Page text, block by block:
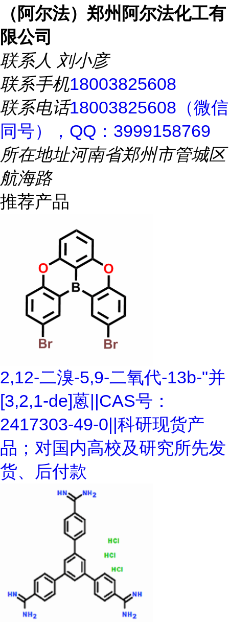
（阿尔法）郑州阿尔法化工有
限公司
联系人 刘小彦
联系手机18003825608
联系电话18003825608（微信
同号），QQ：3999158769
所在地址河南省郑州市管城区
航海路
推荐产品
2,12-二溴-5,9-二氧代-13b-"并
[3,2,1-de]蒽||CAS号：
2417303-49-0||科研现货产
品；对国内高校及研究所先发
货、后付款